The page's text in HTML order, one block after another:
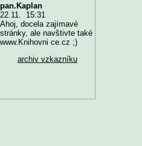
pan.Kaplan
22.11. 15:31
Ahoj, docela zajímavé
stránky, ale navštivte také
www.Knihovni ce.cz ;)
archiv vzkazníku